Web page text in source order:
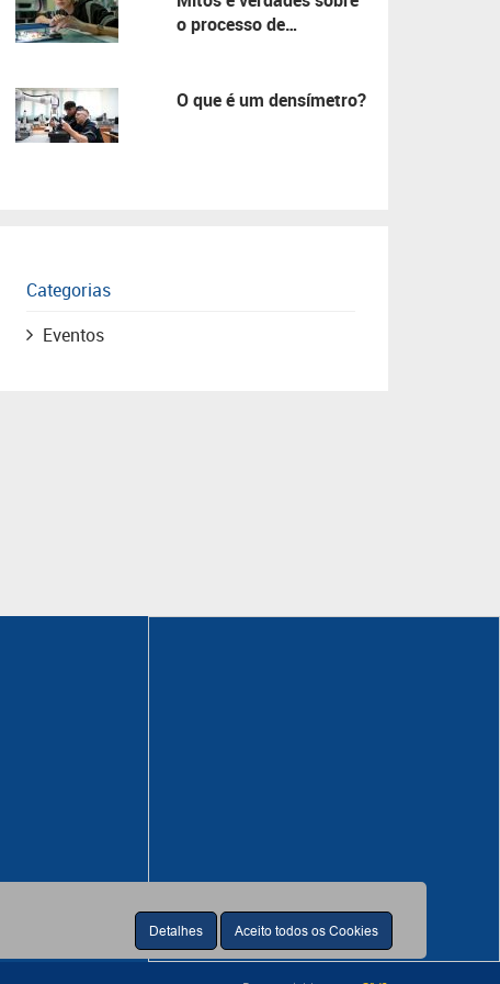
o processo de
O que é um densímetro?
Categorias
Eventos
Detalhes Aceito todos os Cookies